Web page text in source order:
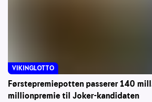
Førstepremiepotten passerer 140
millionpremie til Joker-kandidaten
VIKINGLOTTO